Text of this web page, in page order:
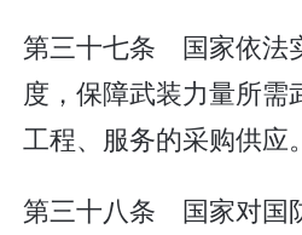
第三十七条 国家依法
度，保障武装力量所需
工程、服务的采购供应。
第三十八条 国家对国